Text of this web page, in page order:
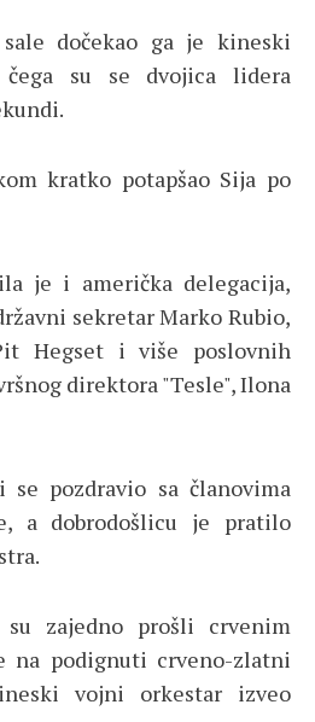
dočekao ga je kineski
čega su se dvojica lidera
kratko potapšao Sija po
je i američka delegacija,
sekretar Marko Rubio,
Hegset i više poslovnih
direktora "Tesle", Ilona
se pozdravio sa članovima
a dobrodošlicu je pratilo
zajedno prošli crvenim
podignuti crveno-zlatni
vojni orkestar izveo